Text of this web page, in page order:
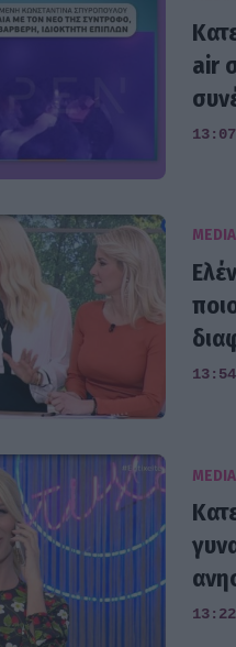
air
13:07
MEDIA
13:54
MEDIA
13:22